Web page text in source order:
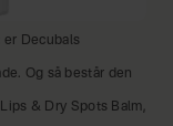
er Decubals
Og så består den
& Dry Spots Balm,